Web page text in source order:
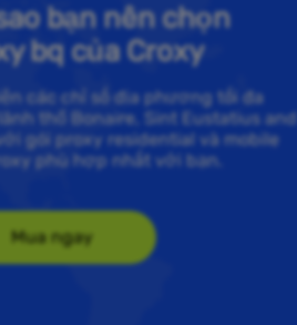
bạn nên chọn
bq của Croxy
các chỉ số địa phương tối đa
thổ Bonaire, Sint Eustatius and
gói proxy residential và mobile
phù hợp nhất với bạn.
Mua ngay